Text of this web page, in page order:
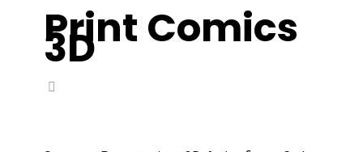
Print Comics
3D